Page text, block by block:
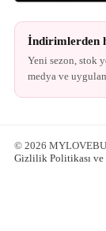
İndirimlerden
Yeni sezon, stok
medya ve
© 2026
Gizlilik Politikası ve